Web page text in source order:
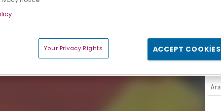
Your Privacy Rights ACCEPT COOKIES